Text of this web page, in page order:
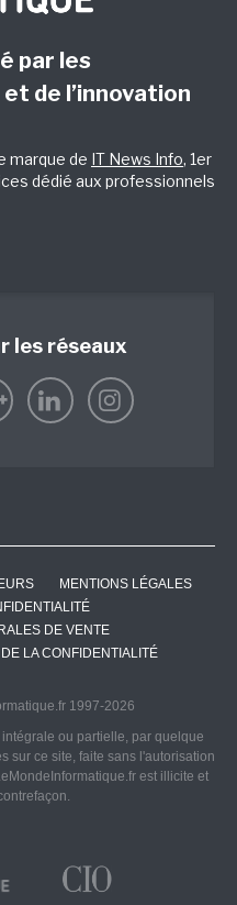
par les
de l’innovation
marque de IT News Info, 1er
dédié aux professionnels
les réseaux
MENTIONS LÉGALES
DE VENTE
LA CONFIDENTIALITÉ
1997-2026
ou partielle, par quelque
sur ce site, faite sans l'autorisation
est illicite et